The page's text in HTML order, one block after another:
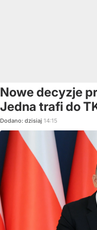
Nowe decyzje
Jedna trafi do
Dodano: dzisiaj 14:15